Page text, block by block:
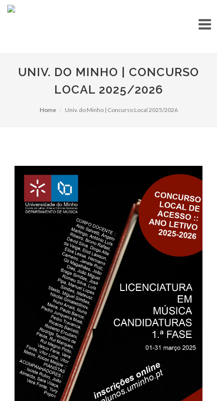
UNIV. DO MINHO | CONCURSO
LOCAL 2025/2026
Home Univ. do Minho | Concurso Local 2025/2026